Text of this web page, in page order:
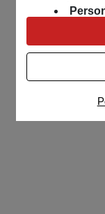
nous
contenus
nos
publicités
Connaître
partenaires